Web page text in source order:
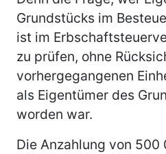
Grundstücks im
ist im
zu prüfen, ohne
vorhergegangenen
als Eigentümer des
worden war.
Die Anzahlung von 500